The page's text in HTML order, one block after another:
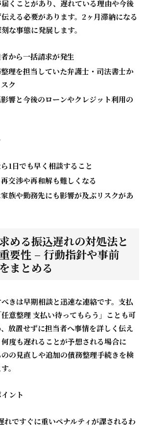
くことがあり、遅れている理由や今後
える必要があります。 2ヶ月滞納になる
な事態に発展します。
から一括請求が発生
理を担当していた弁護士・司法書士か
ク
響と今後のローンやクレジット利用の
1日でも早く相談すること
交渉や再和解も難しくなる
族や勤務先にも影響が及ぶリスクがあ
める振込遅れの対処法と
要性 – 行動指針や事前
まとめる
きは早期相談と迅速な連絡です。支払
任意整理 支払い待ってもらう」 ことも可
放置せずに担当者へ事情を詳しく伝え
度も遅れることが予想される場合に
の見直しや追加の債務整理手続きを検
。
ント
れですぐに重いペナルティが課されるわ